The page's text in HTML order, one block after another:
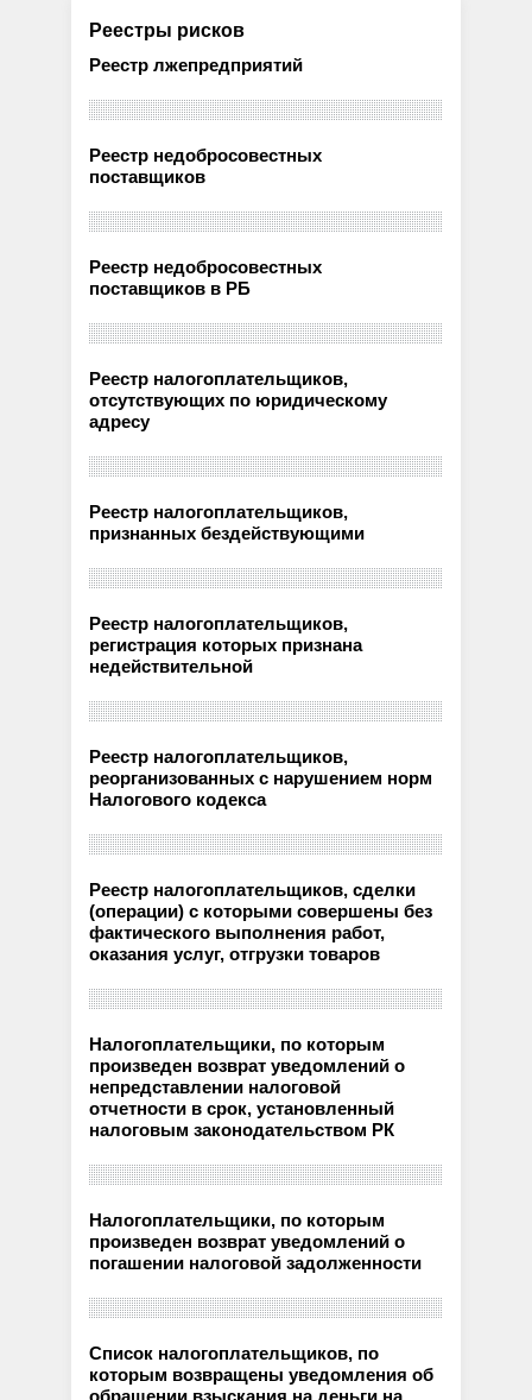
Реестры рисков
Реестр лжепредприятий
Реестр недобросовестных
поставщиков
Реестр недобросовестных
поставщиков в РБ
Реестр налогоплательщиков,
отсутствующих по юридическому
адресу
Реестр налогоплательщиков,
признанных бездействующими
Реестр налогоплательщиков,
регистрация которых признана
недействительной
Реестр налогоплательщиков,
реорганизованных с нарушением норм
Налогового кодекса
Реестр налогоплательщиков, сделки
(операции) с которыми совершены без
фактического выполнения работ,
оказания услуг, отгрузки товаров
Налогоплательщики, по которым
произведен возврат уведомлений о
непредставлении налоговой
отчетности в срок, установленный
налоговым законодательством РК
Налогоплательщики, по которым
произведен возврат уведомлений о
погашении налоговой задолженности
Список налогоплательщиков, по
которым возвращены уведомления об
обращении взыскания на деньги на